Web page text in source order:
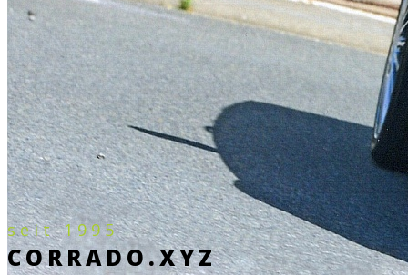
seit 1995
CORRADO.XYZ